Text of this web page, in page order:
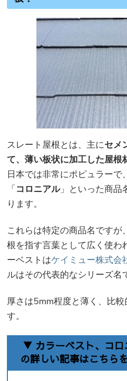
スレート屋根とは、主にセメ
て、薄い板状に加工した屋根
日本では非常にポピュラーで
「コロニアル」といった商品
ります。
これらは特定の商品名ですが
根を指す言葉として広く使
ーベストはケイミュー株式会
ルはその代表的なシリーズ名
厚さは5mm程度と薄く、比
す。
▼ カラーベスト、コロ
の詳しい記事はこちら